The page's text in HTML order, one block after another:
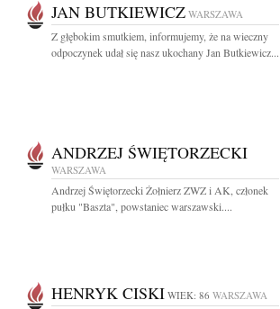
JAN BUTKIEWICZ WARSZAWA
Z głębokim smutkiem, informujemy, że na wieczny
odpoczynek udał się nasz ukochany Jan Butkiewicz...
ANDRZEJ ŚWIĘTORZECKI
WARSZAWA
Andrzej Świętorzecki Żołnierz ZWZ i AK, członek
pułku "Baszta", powstaniec warszawski....
HENRYK CISKI WIEK: 86 WARSZAWA